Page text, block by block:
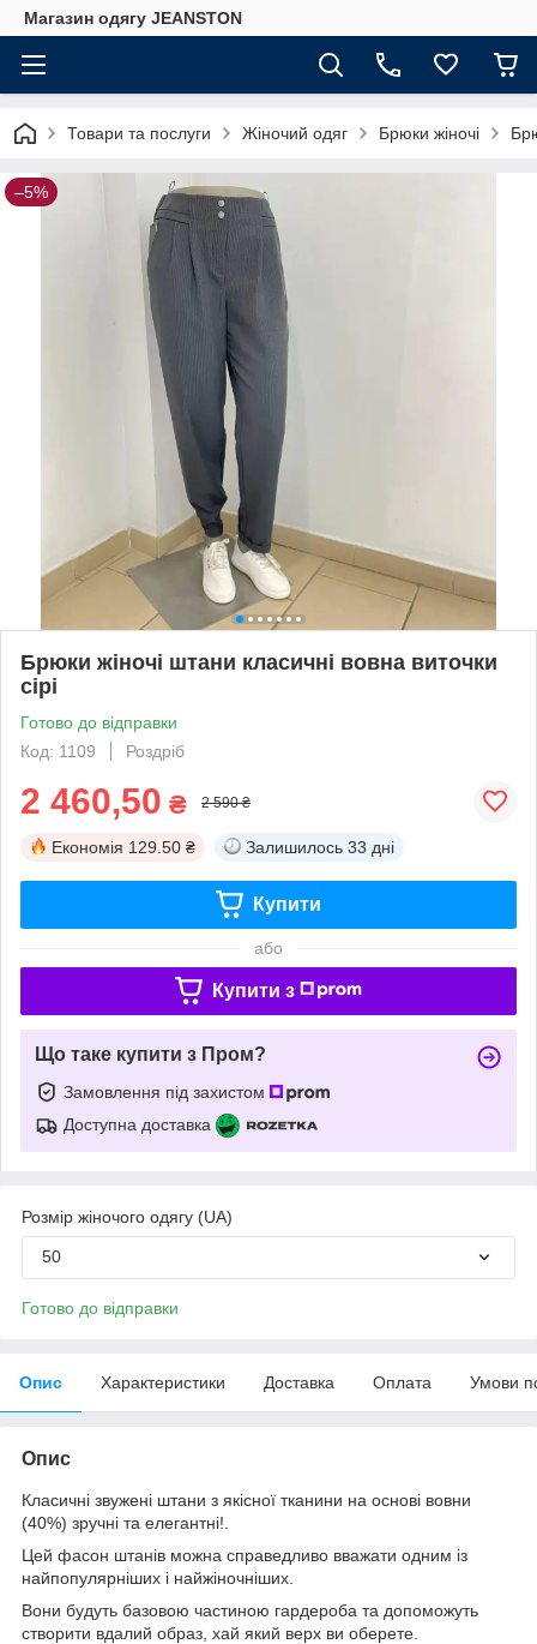
Магазин одягу JEANSTON
Товари та послуги Жіночий одяг Брюки жіночі
–5%
Брюки жіночі штани класичні вовна виточки
сірі
Готово до відправки
Код: 1109
Роздріб
2 460,50 ₴ 2 590 ₴
Економія 129.50 ₴ Залишилось 33 дні
Купити
або
Купити з
Що таке купити з Пром?
Замовлення під захистом
Доступна доставка
Розмір жіночого одягу (UA)
50
Готово до відправки
Опис Характеристики Доставка Оплата Умови
Опис
Класичні звужені штани з якісної тканини на основі вовни
(40%) зручні та елегантні!.
Цей фасон штанів можна справедливо вважати одним із
найпопулярніших і найжіночніших.
Вони будуть базовою частиною гардероба та допоможуть
створити вдалий образ, хай який верх ви оберете.